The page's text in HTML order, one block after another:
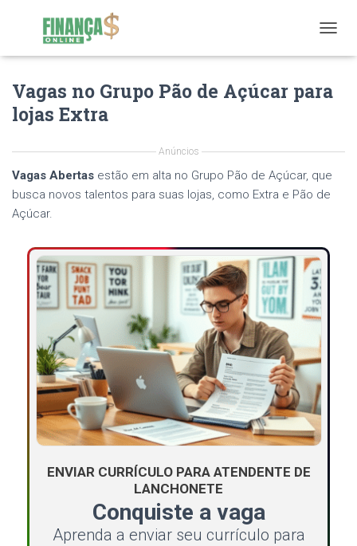
O
G
L
I
G
O
Vagas no Grupo Pão de Açúcar para
lojas Extra
Anúncios
Vagas Abertas estão em alta no Grupo Pão de Açúcar, que
busca novos talentos para suas lojas, como Extra e Pão de
Açúcar.
ENVIAR CURRÍCULO PARA ATENDENTE DE
LANCHONETE
Conquiste a vaga
Aprenda a enviar seu currículo para